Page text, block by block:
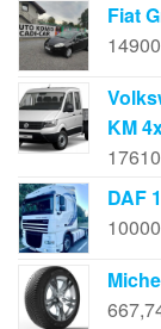
Fiat
KM
DAF